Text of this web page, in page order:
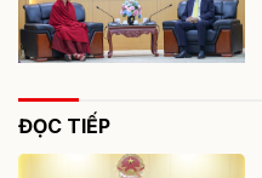
ĐỌC TIẾP